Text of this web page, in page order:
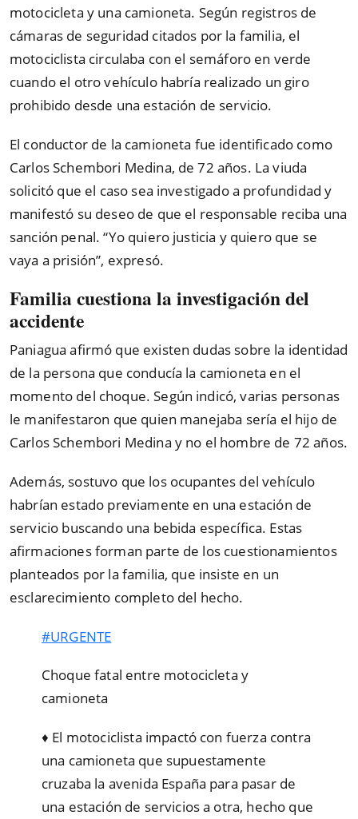
motocicleta y una camioneta. Según registros de
cámaras de seguridad citados por la familia, el
motociclista circulaba con el semáforo en verde
cuando el otro vehículo habría realizado un giro
prohibido desde una estación de servicio.
El conductor de la camioneta fue identificado como
Carlos Schembori Medina, de 72 años. La viuda
solicitó que el caso sea investigado a profundidad y
manifestó su deseo de que el responsable reciba una
sanción penal. “Yo quiero justicia y quiero que se
vaya a prisión”, expresó.
Familia cuestiona la investigación del
accidente
Paniagua afirmó que existen dudas sobre la identidad
de la persona que conducía la camioneta en el
momento del choque. Según indicó, varias personas
le manifestaron que quien manejaba sería el hijo de
Carlos Schembori Medina y no el hombre de 72 años.
Además, sostuvo que los ocupantes del vehículo
habrían estado previamente en una estación de
servicio buscando una bebida específica. Estas
afirmaciones forman parte de los cuestionamientos
planteados por la familia, que insiste en un
esclarecimiento completo del hecho.
#URGENTE
Choque fatal entre motocicleta y
camioneta
♦️ El motociclista impactó con fuerza contra
una camioneta que supuestamente
cruzaba la avenida España para pasar de
una estación de servicios a otra, hecho que